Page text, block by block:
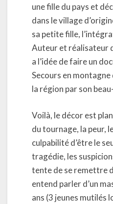
une fille du pays et
dans le village
sa petite fille,
Auteur et réalisateur
a l’idée de faire un
Secours en
la région par son
Voilà, le décor est
du tournage, la peur,
culpabilité d’être le
tragédie, les
tente de se remettre
entend parler d’un
ans (3 jeunes mutilés